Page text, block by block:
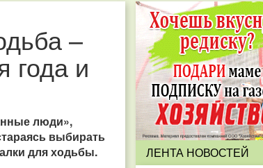
–
года и
люди»,
выбирать
для ходьбы.
ЛЕНТА НОВОСТЕЙ